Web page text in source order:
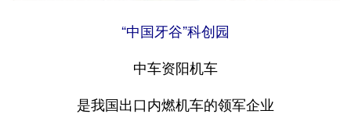
“中国牙谷”科创园
中车资阳机车
是我国出口内燃机车的领军企业